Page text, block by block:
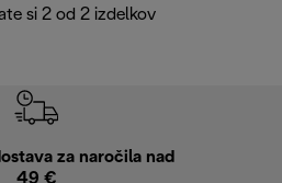
si 2 od 2 izdelkov
za naročila nad
49 €